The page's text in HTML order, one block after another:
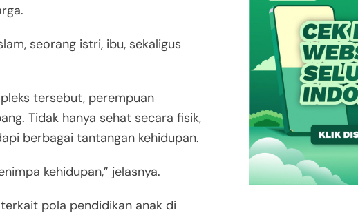
seorang istri, ibu, sekaligus
tersebut, perempuan
Tidak hanya sehat secara fisik,
berbagai tantangan kehidupan.
kehidupan,” jelasnya.
pola pendidikan anak di